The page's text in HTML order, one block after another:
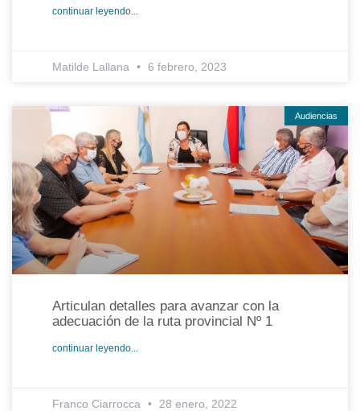
continuar leyendo...
Matilde Lallana 6 febrero, 2023
Audiencias
Articulan detalles para avanzar con la
adecuación de la ruta provincial Nº 1
continuar leyendo...
Franco Ciarrocca 28 enero, 2022